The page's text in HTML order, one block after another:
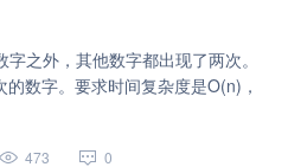
之外，其他数字都出现了两次。
数字。要求时间复杂度是O(n)，
473 0